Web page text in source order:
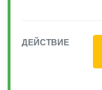
ДЕЙСТВИЕ